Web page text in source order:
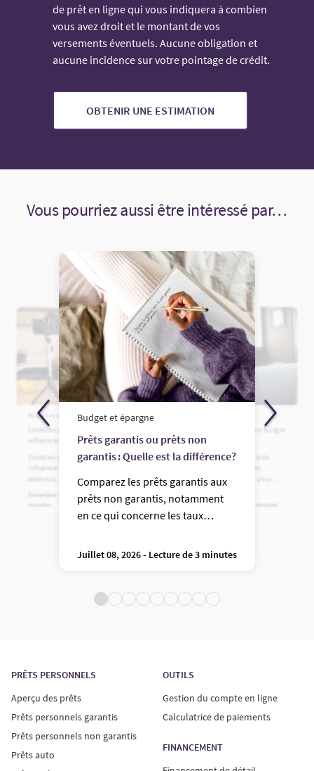
de prêt en ligne qui vous indiquera à combien
vous avez droit et le montant de vos
versements éventuels. Aucune obligation et
aucune incidence sur votre pointage de crédit.
OBTENIR UNE ESTIMATION
Vous pourriez aussi être intéressé par…
Budget et épargne
Combien gagnent réellement les
influenceurs derrière la caméra?
Combien gagnent les
influenceurs? Revenus canadiens
attendus, détails des contrats de
marque, risques d’épuisement
professionnel et coût réel du
Décembre 11, 2025 - Lecture de 5
minutes
Budget et épargne
Prêts garantis ou prêts non
garantis : Quelle est la différence?
Comparez les prêts garantis aux
prêts non garantis, notamment
en ce qui concerne les taux
critères d’approbation.
Juillet 08, 2026 - Lecture de 3 minutes
Gérer ses dépenses et son budget
en période d’inflation
Établir un budget en période
d’inflation : des stratégies
concrètes et des astuces pour
réorganiser vos dettes.
Mai 01, 2026 - Lecture de 5 minutes
PRÊTS PERSONNELS
Aperçu des prêts
Prêts personnels garantis
Prêts personnels non garantis
Prêts auto
OUTILS
Gestion du compte en ligne
Calculatrice de paiements
FINANCEMENT